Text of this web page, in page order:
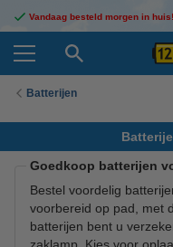
Vandaag besteld morgen in
Batterijen
Goedkoop batterijen
Bestel voordelig
voorbereid op pad, met
batterijen bent u